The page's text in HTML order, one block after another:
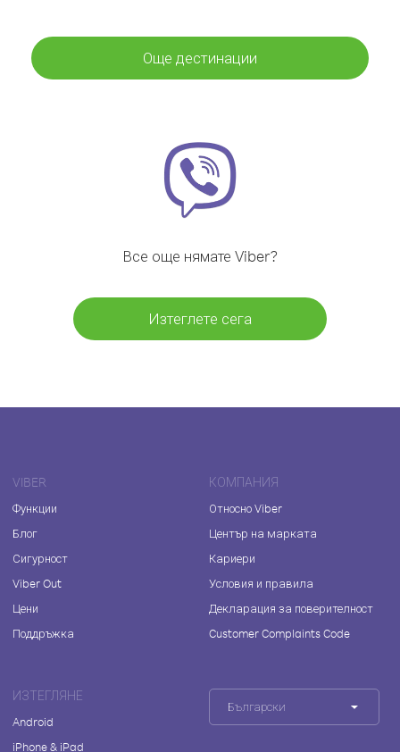
Още дестинации
Все още нямате Viber?
Изтеглете сега
VIBER
Функции
Блог
Сигурност
Viber Out
Цени
Поддръжка
КОМПАНИЯ
Относно Viber
Център на марката
Кариери
Условия и правила
Декларация за поверителност
Customer Complaints Code
ИЗТЕГЛЯНЕ
Android
iPhone & iPad
Български